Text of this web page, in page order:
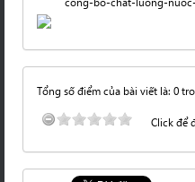
Tổng số điểm của bài viết là: 0
Click để